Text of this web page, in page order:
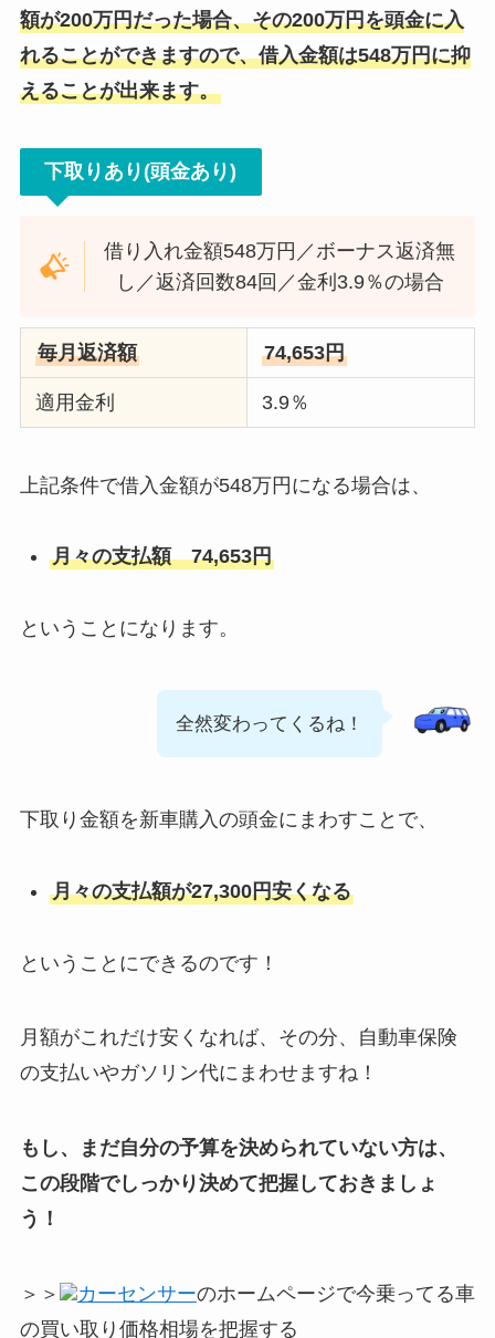
額が200万円だった場合、その200万円を頭金に入
れることができますので、借入金額は548万円に抑
えることが出来ます。
下取りあり(頭金あり)
借り入れ金額548万円／ボーナス返済無
し／返済回数84回／金利3.9％の場合
毎月返済額 74,653円
適用金利 3.9％
上記条件で借入金額が548万円になる場合は、
月々の支払額 74,653円
ということになります。
全然変わってくるね！
下取り金額を新車購入の頭金にまわすことで、
月々の支払額が27,300円安くなる
ということにできるのです！
月額がこれだけ安くなれば、その分、自動車保険
の支払いやガソリン代にまわせますね！
もし、まだ自分の予算を決められていない方は、
この段階でしっかり決めて把握しておきましょ
う！
＞＞ カーセンサーのホームページで今乗ってる車
の買い取り価格相場を把握する